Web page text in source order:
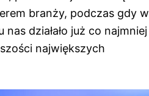
branży, podczas gdy w
działało już co najmniej
największych